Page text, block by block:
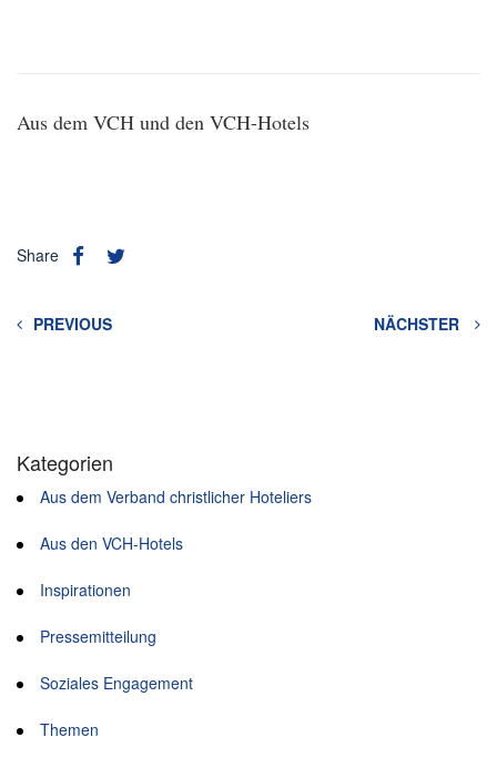
Aus dem VCH und den VCH-Hotels
Share
PREVIOUS NÄCHSTER
Kategorien
Aus dem Verband christlicher Hoteliers
Aus den VCH-Hotels
Inspirationen
Pressemitteilung
Soziales Engagement
Themen